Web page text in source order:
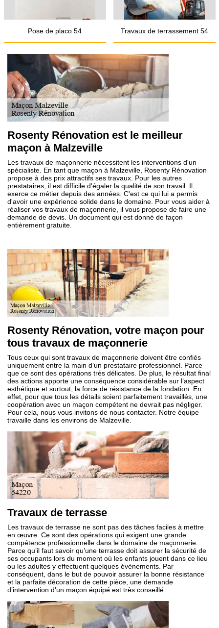
Pose de placo 54 Travaux de terrassement 54
Rosenty Rénovation est le meilleur
maçon à Malzeville
Les travaux de maçonnerie nécessitent les interventions d'un
spécialiste. En tant que maçon à Malzeville, Rosenty Rénovation
propose à des prix attractifs ses travaux. Pour les autres
prestataires, il est difficile d'égaler la qualité de son travail. Il
exerce ce métier depuis des années. C'est ce qui lui a permis
d'avoir une expérience solide dans le domaine. Pour vous aider à
réaliser vos travaux de maçonnerie, il vous propose de faire une
demande de devis. Un document qui est donné de façon
entièrement gratuite.
Rosenty Rénovation, votre maçon pour
tous travaux de maçonnerie
Tous ceux qui sont travaux de maçonnerie doivent être confiés
uniquement entre la main d’un prestataire professionnel. Parce
que ce sont des opérations très délicates. De plus, le résultat final
des actions apporte une conséquence considérable sur l’aspect
esthétique et surtout, la force de résistance de la fondation. En
effet, pour que tous les détails soient parfaitement travaillés, une
coopération avec un maçon compétent ne devrait pas négliger.
Pour cela, nous vous invitons de nous contacter. Notre équipe
travaille dans les environs de Malzeville.
Travaux de terrasse
Les travaux de terrasse ne sont pas des tâches faciles à mettre
en œuvre. Ce sont des opérations qui exigent une grande
compétence professionnelle dans le domaine de maçonnerie.
Parce qu’il faut savoir qu’une terrasse doit assurer la sécurité de
ses occupants lors du moment où les enfants jouent dans ce lieu
ou les adultes y effectuent quelques évènements. Par
conséquent, dans le but de pouvoir assurer la bonne résistance
et la parfaite décoration de cette pièce, une demande
d’intervention d’un maçon équipé est très conseillé.